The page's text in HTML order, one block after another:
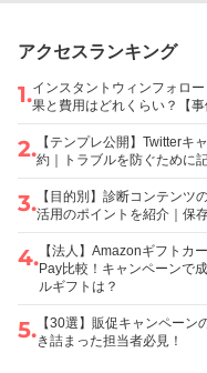
アクセスランキング
1.インスタントウィンフォロ
果と費用はどれくらい？【事
2. 【テンプレ公開】Twitterキ
約｜トラブルを防ぐために
3. 【目的別】診断コンテンツ
活用のポイントを紹介｜保
4. 【法人】Amazonギフトカ
Pay比較！キャンペーンで
ルギフトは？
5. 【30選】販促キャンペーン
き詰まった担当者必見！